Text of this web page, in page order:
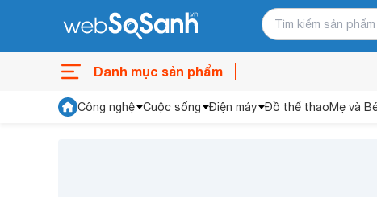
Danh mục sản phẩm
Công nghệ Cuộc sống Điện máy Đồ thể thaoMẹ và